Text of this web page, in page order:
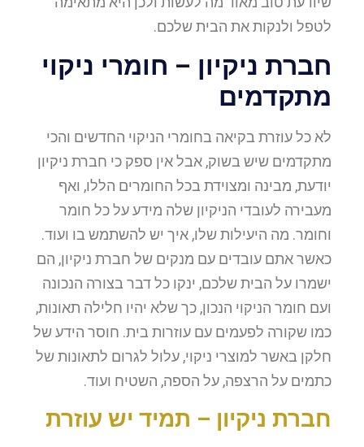
לטפל ולנקות את הבית שלכם.
חברת ניקיון – חומרי ניקוי
מתקדמים
לא כל עוזרת בקיאה בחומרי הניקוי החדשים והכי
מתקדמים שיש בשוק, אבל אין ספק כי חברת ניקיון
יודעת, מבינה ומצוידת בכל החומרים הללו, ואף
מעבירה לעובדי הניקיון שלה מידע על כל חומר
וחומר. מה היעילות שלו, איך יש להשתמש בו ועוד.
כאשר אתם עובדים עם מנקים של חברת ניקיון, הם
ישמרו על הבית שלכם, ינקו כל דבר בצורה הנכונה
ועם חומר הניקוי הנכון, כך שלא יהיו חלילה תאונות,
כמו שקורה לפעמים עם עוזרות בית. חוסר הידע של
חלקן באשר למוצרי ניקוי, עלול לגרום לתאונות של
כתמים על הרצפה, על הספה, השטיח ועוד.
חברת ניקיון – תמיד יש עוזרת